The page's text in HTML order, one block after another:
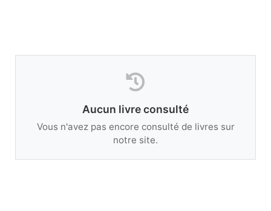
Aucun livre consulté
Vous n'avez pas encore consulté de livres sur
notre site.